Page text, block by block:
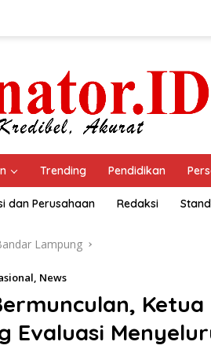
Trending Pendidikan
dan Perusahaan Redaksi
Lampung
, News
Ketua
Evaluasi